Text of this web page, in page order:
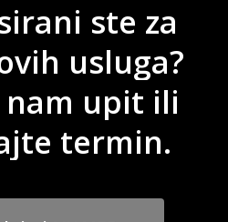
ste za
usluga?
nam upit ili
termin.